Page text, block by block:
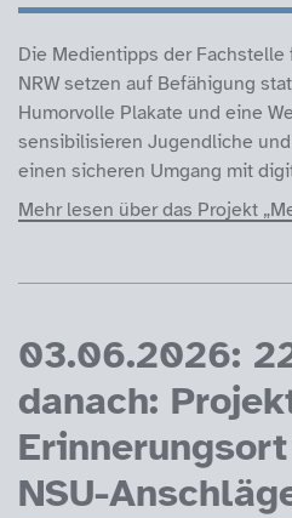
Die Medientipps der
NRW setzen auf Befähigung
Humorvolle Plakate und eine
sensibilisieren Jugendliche
einen sicheren Umgang mit
Mehr lesen über das Projekt
03.06.2026:
danach:
NSU-